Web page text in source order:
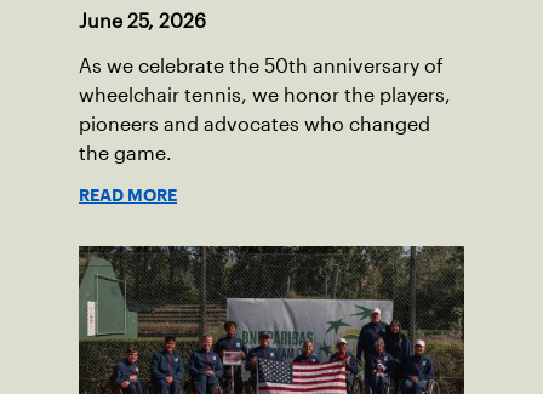
June 25, 2026
As we celebrate the 50th anniversary of
wheelchair tennis, we honor the players,
pioneers and advocates who changed
the game.
READ MORE